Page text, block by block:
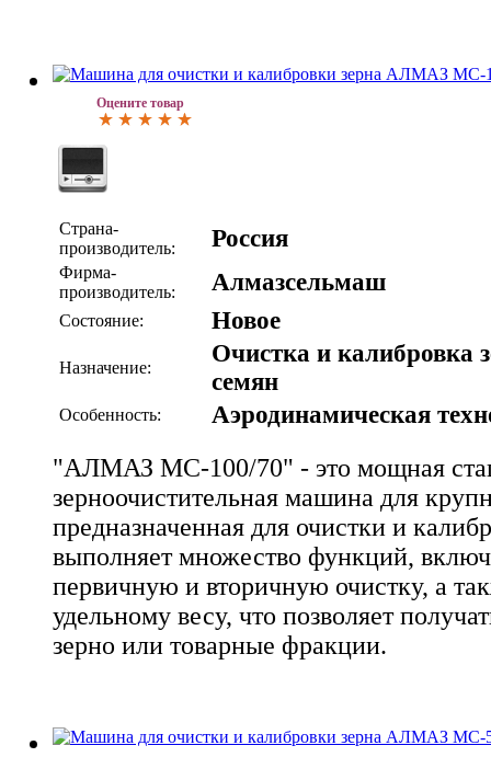
Оцените товар
Страна-
производитель:
Россия
Фирма-
производитель:
Алмазсельмаш
Состояние: Новое
Назначение:
Очистка и калибровка
семян
Особенность: Аэродинамическая
"АЛМАЗ МС-100/70" - это мощная
зерноочистительная машина для
предназначенная для очистки и
выполняет множество функций,
первичную и вторичную очистку, а
удельному весу, что позволяет
зерно или товарные фракции.